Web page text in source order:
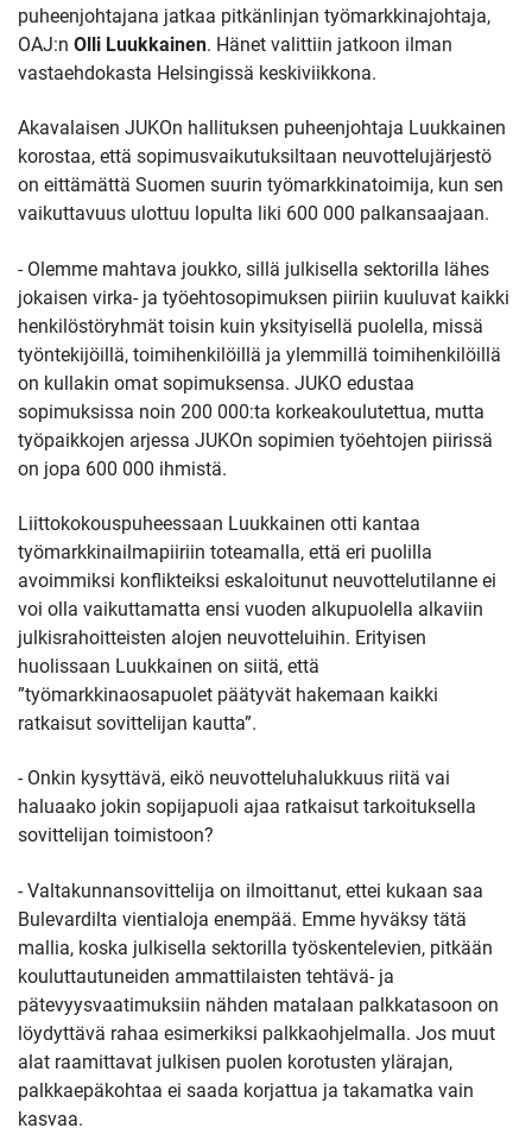
puheenjohtajana jatkaa pitkänlinjan työmarkkinajohtaja,
OAJ:n Olli Luukkainen. Hänet valittiin jatkoon ilman
vastaehdokasta Helsingissä keskiviikkona.
Akavalaisen JUKOn hallituksen puheenjohtaja Luukkainen
korostaa, että sopimusvaikutuksiltaan neuvottelujärjestö
on eittämättä Suomen suurin työmarkkinatoimija, kun sen
vaikuttavuus ulottuu lopulta liki 600 000 palkansaajaan.
- Olemme mahtava joukko, sillä julkisella sektorilla lähes
jokaisen virka- ja työehtosopimuksen piiriin kuuluvat kaikki
henkilöstöryhmät toisin kuin yksityisellä puolella, missä
työntekijöillä, toimihenkilöillä ja ylemmillä toimihenkilöillä
on kullakin omat sopimuksensa. JUKO edustaa
sopimuksissa noin 200 000:ta korkeakoulutettua, mutta
työpaikkojen arjessa JUKOn sopimien työehtojen piirissä
on jopa 600 000 ihmistä.
Liittokokouspuheessaan Luukkainen otti kantaa
työmarkkinailmapiiriin toteamalla, että eri puolilla
avoimmiksi konflikteiksi eskaloitunut neuvottelutilanne ei
voi olla vaikuttamatta ensi vuoden alkupuolella alkaviin
julkisrahoitteisten alojen neuvotteluihin. Erityisen
huolissaan Luukkainen on siitä, että
”työmarkkinaosapuolet päätyvät hakemaan kaikki
ratkaisut sovittelijan kautta”.
- Onkin kysyttävä, eikö neuvotteluhalukkuus riitä vai
haluaako jokin sopijapuoli ajaa ratkaisut tarkoituksella
sovittelijan toimistoon?
- Valtakunnansovittelija on ilmoittanut, ettei kukaan saa
Bulevardilta vientialoja enempää. Emme hyväksy tätä
mallia, koska julkisella sektorilla työskentelevien, pitkään
kouluttautuneiden ammattilaisten tehtävä- ja
pätevyysvaatimuksiin nähden matalaan palkkatasoon on
löydyttävä rahaa esimerkiksi palkkaohjelmalla. Jos muut
alat raamittavat julkisen puolen korotusten ylärajan,
palkkaepäkohtaa ei saada korjattua ja takamatka vain
kasvaa.